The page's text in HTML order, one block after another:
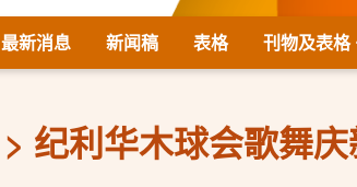
最新消息 新闻稿 表格 刊物及表格
纪利华木球会歌舞